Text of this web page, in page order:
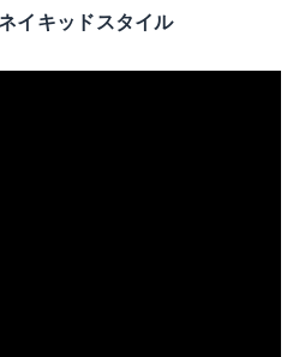
イキッドスタイル